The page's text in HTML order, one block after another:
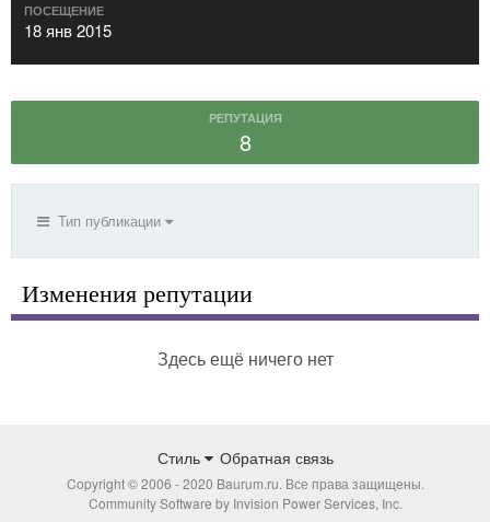
ПОСЕЩЕНИЕ
18 янв 2015
РЕПУТАЦИЯ
8
Тип публикации
Изменения репутации
Здесь ещё ничего нет
Стиль Обратная связь
Copyright © 2006 - 2020 Baurum.ru. Все права защищены.
Community Software by Invision Power Services, Inc.